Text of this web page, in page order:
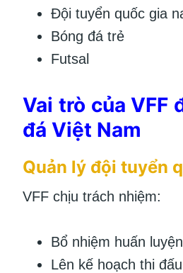
Đội tuyển quốc gia
Bóng đá trẻ
Futsal
Vai trò của VFF
đá Việt Nam
Quản lý đội tuyển
VFF chịu trách nhiệm:
Bổ nhiệm huấn
Lên kế hoạch thi đấu